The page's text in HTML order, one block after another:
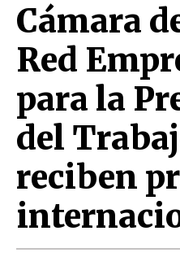
Cámara
Red
para la
del
reciben